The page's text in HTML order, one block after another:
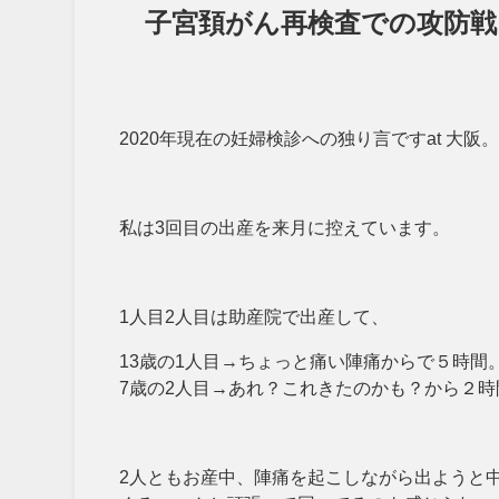
子宮頚がん再検査での攻防戦
2020年現在の妊婦検診への独り言ですat 大阪。
私は3回目の出産を来月に控えています。
1人目2人目は助産院で出産して、
13歳の1人目→ちょっと痛い陣痛からで５時間。
7歳の2人目→あれ？これきたのかも？から２時
2人ともお産中、陣痛を起こしながら出ようと